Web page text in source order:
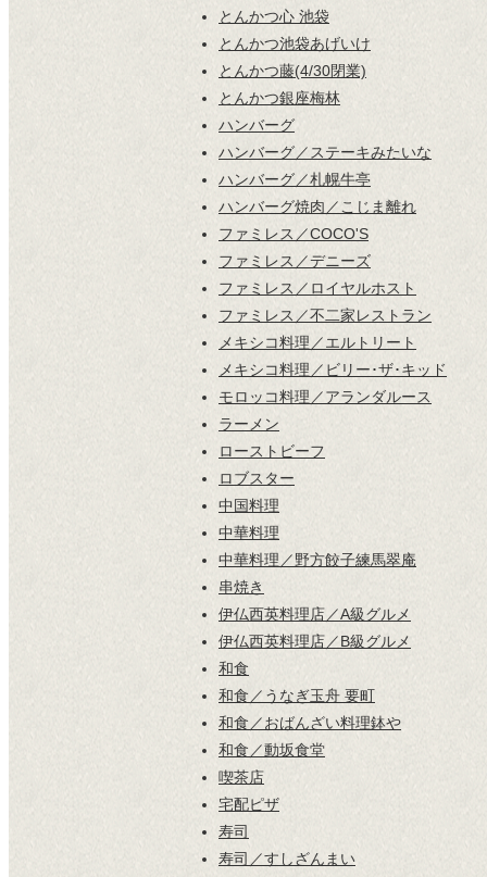
とんかつ心 池袋
とんかつ池袋あげいけ
とんかつ藤(4/30閉業)
とんかつ銀座梅林
ハンバーグ
ハンバーグ／ステーキみたいな
ハンバーグ／札幌牛亭
ハンバーグ焼肉／こじま離れ
ファミレス／COCO'S
ファミレス／デニーズ
ファミレス／ロイヤルホスト
ファミレス／不二家レストラン
メキシコ料理／エルトリート
メキシコ料理／ビリー･ザ･キッド
モロッコ料理／アランダルース
ラーメン
ローストビーフ
ロブスター
中国料理
中華料理
中華料理／野方餃子練馬翠庵
串焼き
伊仏西英料理店／A級グルメ
伊仏西英料理店／B級グルメ
和食
和食／うなぎ玉舟 要町
和食／おばんざい料理鉢や
和食／動坂食堂
喫茶店
宅配ピザ
寿司
寿司／すしざんまい